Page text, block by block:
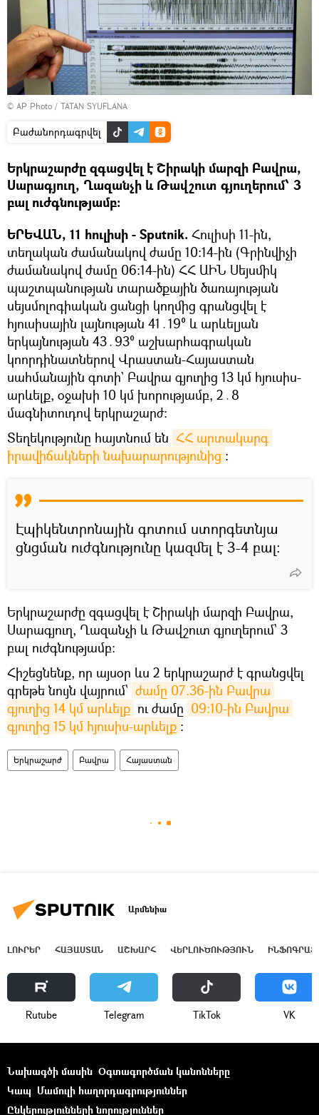
© AP Photo / TATAN SYUFLANA
Բաժանորդագրվել
Երկրաշարժը զգացվել է Շիրակի մարզի Բավրա,
Սարագյուղ, Ղազանչի և Թավշուտ գյուղերում՝ 3
բալ ուժգնությամբ։
ԵՐԵՎԱՆ, 11 հուլիսի - Sputnik. Հուլիսի 11-ին,
տեղական ժամանակով ժամը 10:14-ին (Գրինվիչի
ժամանակով ժամը 06:14-ին) ՀՀ ԱԻՆ Սեյսմիկ
պաշտպանության տարածքային ծառայության
սեյսմոլոգիական ցանցի կողմից գրանցվել է
հյուսիսային լայնության 41․19⁰ և արևելյան
երկայնության 43․93⁰ աշխարհագրական
կոորդինատներով Վրաստան-Հայաստան
սահմանային գոտի` Բավրա գյուղից 13 կմ հյուսիս-
արևելք, օջախի 10 կմ խորությամբ, 2․8
մագնիտուդով երկրաշարժ:
Տեղեկությունը հայտնում են ՀՀ արտակարգ
իրավիճակների նախարարությունից ։
Էպիկենտրոնային գոտում ստորգետնյա
ցնցման ուժգնությունը կազմել է 3-4 բալ:
Երկրաշարժը զգացվել է Շիրակի մարզի Բավրա,
Սարագյուղ, Ղազանչի և Թավշուտ գյուղերում՝ 3
բալ ուժգնությամբ։
Հիշեցնենք, որ այսօր ևս 2 երկրաշարժ է գրանցվել
գրեթե նույն վայրում՝ ժամը 07.36-ին Բավրա
գյուղից 14 կմ արևելք ու ժամը 09:10-ին Բավրա
գյուղից 15 կմ հյուսիս-արևելք ։
Երկրաշարժ Բավրա Հայաստան
Արմենիա
ԼՈՒՐԵՐ ՀԱՅԱՍՏԱՆ ԱՇԽԱՐՀ ՎԵՐԼՈՒԾՈՒԹՅՈՒՆ
Rutube Telegram ТikТоk VK
Նախագծի մասին Օգտագործման կանոնները
Կապ Մամուլի հաղորդագրություններ
Ընկերությունների նորություններ